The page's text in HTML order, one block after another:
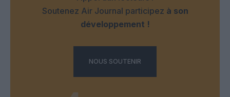
Soutenez Air Journal participez à son
développement !
NOUS SOUTENIR